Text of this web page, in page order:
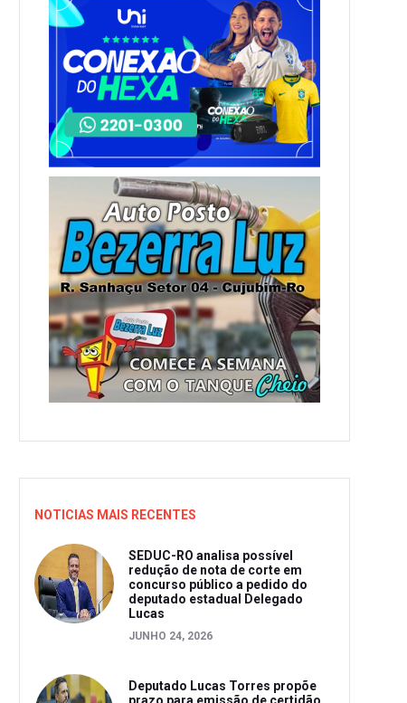
NOTICIAS MAIS RECENTES
SEDUC-RO analisa possível
redução de nota de corte em
concurso público a pedido do
deputado estadual Delegado
Lucas
JUNHO 24, 2026
Deputado Lucas Torres propõe